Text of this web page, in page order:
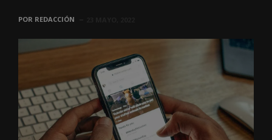
POR REDACCIÓN